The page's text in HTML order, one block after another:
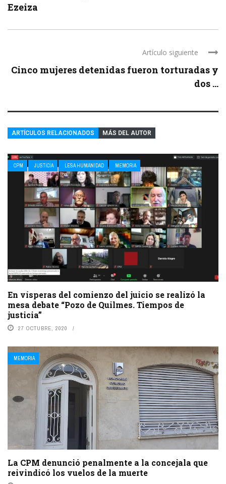
Ezeiza
Artículo siguiente
Cinco mujeres detenidas fueron torturadas y
dos ...
ARTÍCULOS RELACIONADOS MÁS DEL AUTOR
CPM JUSTICIA LESA HUMANIDAD MEMORIA
En vísperas del comienzo del juicio se realizó la
mesa debate “Pozo de Quilmes. Tiempos de
justicia”
27 OCTUBRE, 2020
MEMORIA
La CPM denunció penalmente a la concejala que
reivindicó los vuelos de la muerte